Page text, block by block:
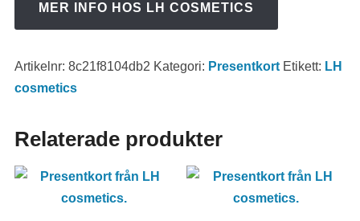
MER INFO HOS LH COSMETICS
Artikelnr: 8c21f8104db2 Kategori: Presentkort Etikett: LH
cosmetics
Relaterade produkter